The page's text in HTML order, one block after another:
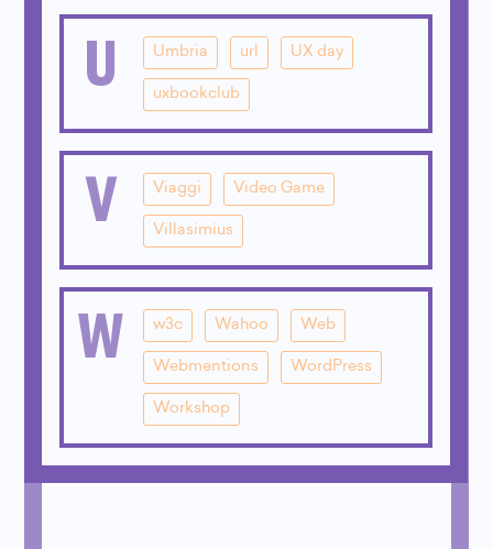
U Umbria url UX day
uxbookclub
V Viaggi Video Game
Villasimius
W w3c Wahoo Web
Webmentions WordPress
Workshop